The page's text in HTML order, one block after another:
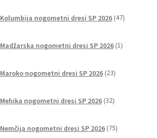
Kolumbija nogometni dresi SP 2026 47izdelkov
Madžarska nogometni dresi SP 2026 1izdelek
Maroko nogometni dresi SP 2026 23izdelkov
Mehika nogometni dresi SP 2026 32izdelkov
Nemčija nogometni dresi SP 2026 75izdelkov